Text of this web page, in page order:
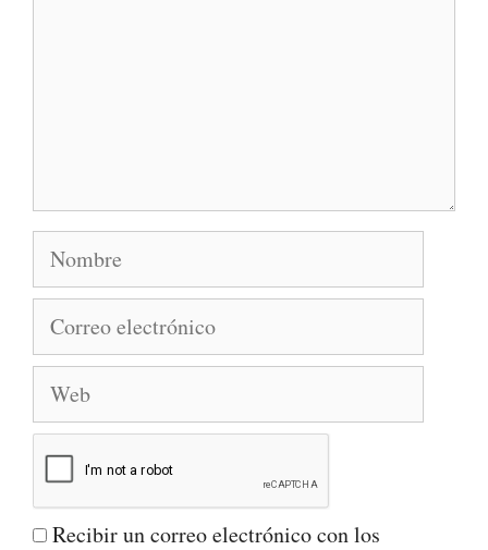
Nombre
Correo
Web
Recibir un correo electrónico con los